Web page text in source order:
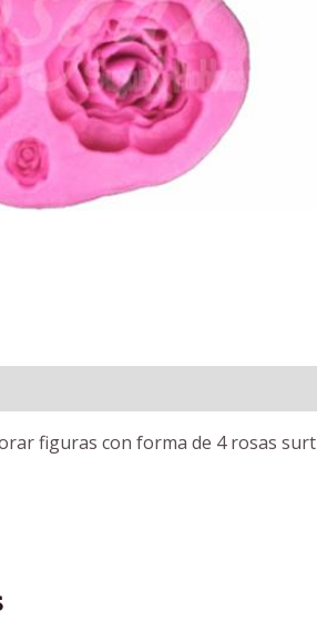
figuras con forma de 4 rosas